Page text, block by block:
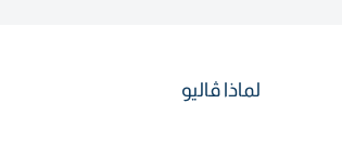
لماذا ڤاليو